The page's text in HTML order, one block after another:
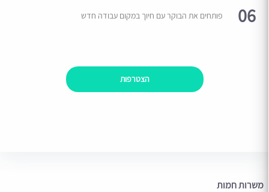
06 פותחים את הבוקר עם חיוך במקום עבודה חדש
הצטרפות
משרות חמות